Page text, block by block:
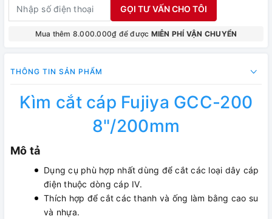
GỌI TƯ VẤN CHO TÔI
Mua thêm 8.000.000₫ để được MIỄN PHÍ VẬN CHUYỂN
THÔNG TIN SẢN PHẨM
Kìm cắt cáp Fujiya GCC-200
8"/200mm
Mô tả
Dụng cụ phù hợp nhất dùng để cắt các loại dây cáp
điện thuộc dòng cáp IV.
Thích hợp để cắt các thanh và ống làm bằng cao su
và nhựa.